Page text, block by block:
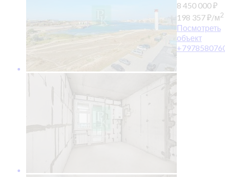
8 450 000₽
198 357₽/м2
Посмотреть
объект